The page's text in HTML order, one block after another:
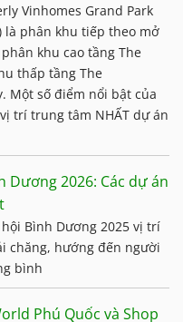
Vinhomes Grand Park
là phân khu tiếp theo mở
khu cao tầng The
thấp tầng The
Một số điểm nổi bật của
trí trung tâm NHẤT dự án
Dương 2026: Các dự án
Bình Dương 2025 vị trí
chăng, hướng đến người
bình
Phú Quốc và Shop